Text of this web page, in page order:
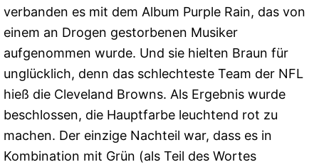
verbanden es mit dem Album Purple Rain, das von
einem an Drogen gestorbenen Musiker
aufgenommen wurde. Und sie hielten Braun für
unglücklich, denn das schlechteste Team der NFL
hieß die Cleveland Browns. Als Ergebnis wurde
beschlossen, die Hauptfarbe leuchtend rot zu
machen. Der einzige Nachteil war, dass es in
Kombination mit Grün (als Teil des Wortes